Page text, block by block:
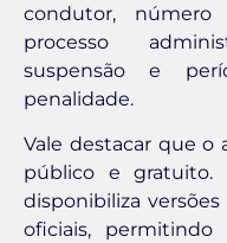
condutor,
processo
suspensão e
penalidade.
Vale destacar que o
público e gratuito.
disponibiliza
oficiais,